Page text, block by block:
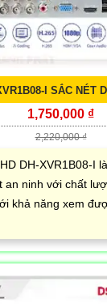
I SẮC NÉT
1,750,000 ₫
2,220,000 ₫
DH-XVR1B08-I
an ninh với chất
khả năng xem